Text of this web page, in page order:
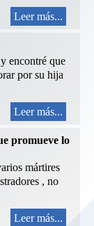
Leer más...
encontré que
por su hija
Leer más...
promueve lo
mártires
, no
Leer más...